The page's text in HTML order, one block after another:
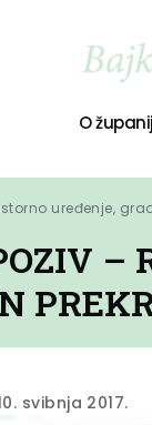
O
uređenje,
–
svibnja 2017.